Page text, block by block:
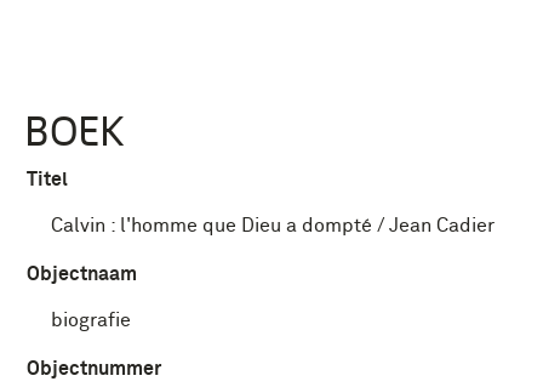
BOEK
Titel
Calvin : l'homme que Dieu a dompté / Jean Cadier
Objectnaam
biografie
Objectnummer